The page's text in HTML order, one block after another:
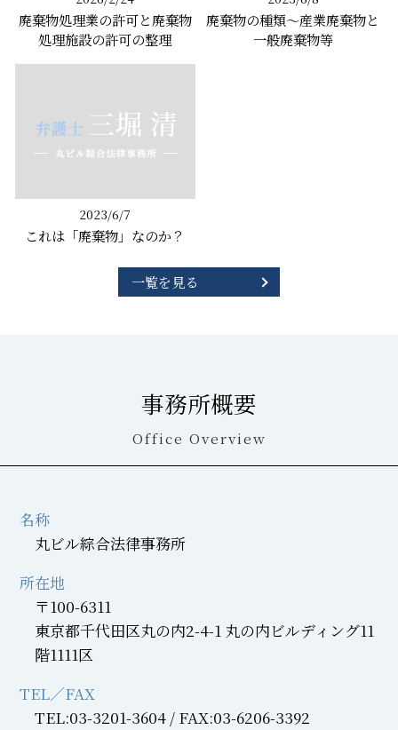
廃棄物処理業の許可と廃棄物
処理施設の許可の整理
廃棄物の種類～産業廃棄物と
一般廃棄物等
2023/6/7
これは「廃棄物」なのか？
一覧を見る
事務所概要
Office Overview
名称
丸ビル綜合法律事務所
所在地
〒100-6311
東京都千代田区丸の内2-4-1 丸の内ビルディング11
階1111区
TEL／FAX
TEL:03-3201-3604 / FAX:03-6206-3392